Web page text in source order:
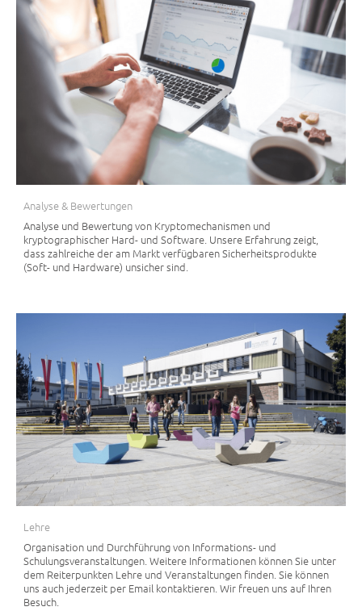
Analyse & Bewertungen
Analyse und Bewertung von Kryptomechanismen und
kryptographischer Hard- und Software. Unsere Erfahrung zeigt,
dass zahlreiche der am Markt verfügbaren Sicherheitsprodukte
(Soft- und Hardware) unsicher sind.
Lehre
Organisation und Durchführung von Informations- und
Schulungsveranstaltungen. Weitere Informationen können Sie unter
dem Reiterpunkten Lehre und Veranstaltungen finden. Sie können
uns auch jederzeit per Email kontaktieren. Wir freuen uns auf Ihren
Besuch.